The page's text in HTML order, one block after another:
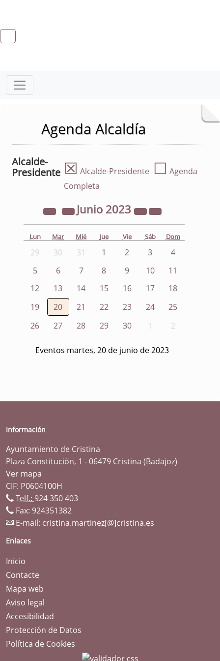
Agenda Alcaldía
Alcalde-
Presidente ☒ Alcalde-Presidente ☐ Agenda
Completa
Junio 2023
Lun Mar Mié Jue Vie Sáb Dom
29 30 31 1 2 3
4
5
6 7 8 9 10
11
12
13 14 15 16 17
18
19
20 21 22 23 24
25
26
27 28 29 30 1 2
Eventos martes, 20 de junio de 2023
Información
Ayuntamiento de Cristina
Plaza Constitución, 1 - 06479 Cristina (Badajoz)
Ver mapa
CIF: P0604100H
Telf.: 924 350 403
Fax: 924351382
E-mail: cristina.martinez[@]cristina.es
Enlaces
Inicio
Contacte
Mapa web
Aviso legal
Accesibilidad
Protección de Datos
Política de Cookies